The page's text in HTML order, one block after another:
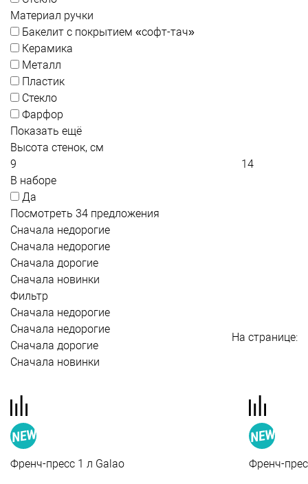
Материал ручки
Бакелит с покрытием «софт-тач»
Керамика
Металл
Пластик
Стекло
Фарфор
Показать ещё
Высота стенок, см
В наборе
Да
Посмотреть 34 предложения
Сначала недорогие
Сначала недорогие
Сначала дорогие
Сначала новинки
Фильтр
Сначала недорогие
Сначала недорогие
Сначала дорогие
Сначала новинки
На странице:
Френч-пресс 1 л Galao Френч-